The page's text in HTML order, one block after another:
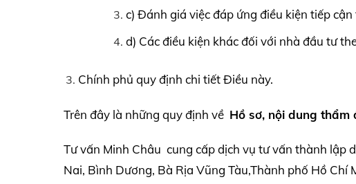
c) Đánh giá việc đáp ứng điều kiện tiếp
d) Các điều kiện khác đối với nhà đầu tư
Chính phủ quy định chi tiết Điều này.
Trên đây là những quy định về Hồ sơ, nội dung
Tư vấn Minh Châu cung cấp dịch vụ tư vấn thành
Nai, Bình Dương, Bà Rịa Vũng Tàu,Thành phố Hồ